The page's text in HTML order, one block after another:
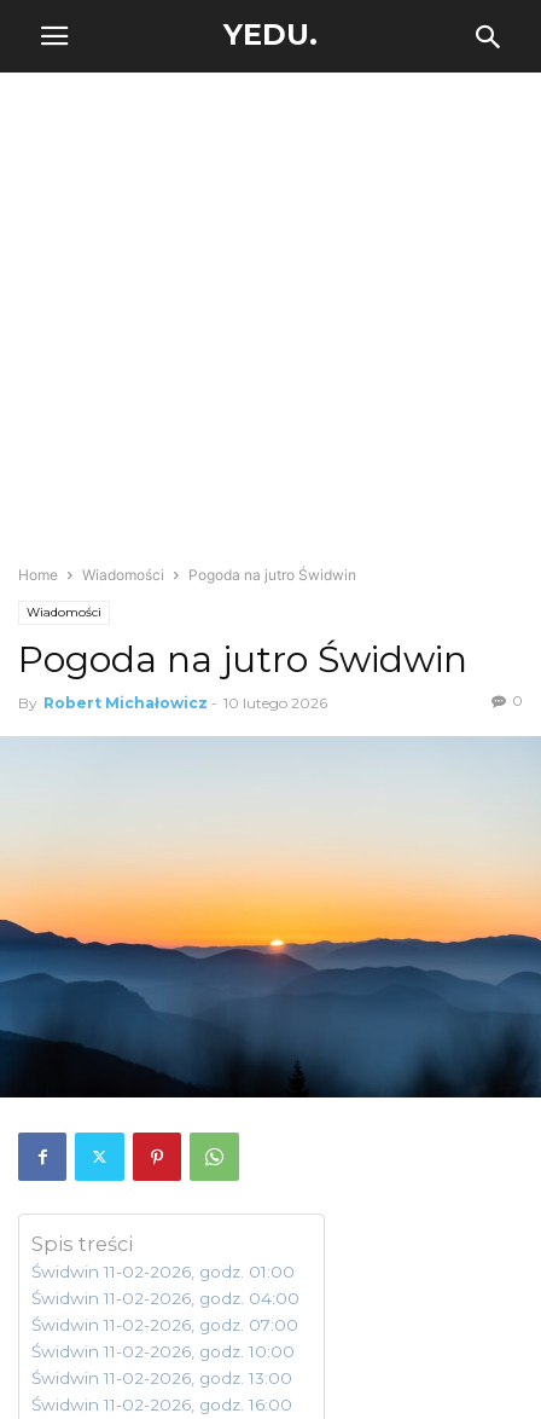
YEDU.
Home Wiadomości Pogoda na jutro Świdwin
Wiadomości
Pogoda na jutro Świdwin
By Robert Michałowicz - 10 lutego 2026 0
Spis treści
Świdwin 11-02-2026, godz. 01:00
Świdwin 11-02-2026, godz. 04:00
Świdwin 11-02-2026, godz. 07:00
Świdwin 11-02-2026, godz. 10:00
Świdwin 11-02-2026, godz. 13:00
Świdwin 11-02-2026, godz. 16:00